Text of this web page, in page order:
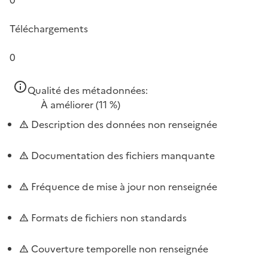
Téléchargements
0
Qualité des métadonnées:
À améliorer(11 %)
Description des données non renseignée
Documentation des fichiers manquante
Fréquence de mise à jour non renseignée
Formats de fichiers non standards
Couverture temporelle non renseignée